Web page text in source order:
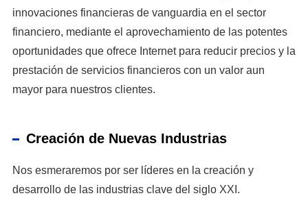
innovaciones financieras de vanguardia en el sector
financiero, mediante el aprovechamiento de las potentes
oportunidades que ofrece Internet para reducir precios y la
prestación de servicios financieros con un valor aun
mayor para nuestros clientes.
Creación de Nuevas Industrias
Nos esmeraremos por ser líderes en la creación y
desarrollo de las industrias clave del siglo XXI.